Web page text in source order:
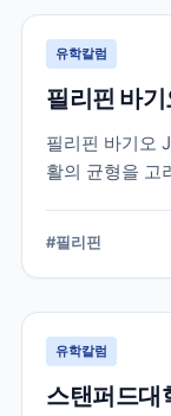
유학칼럼
필리핀 바
필리핀 바기오
활의 균형을 고
했습니다.
#필리핀
유학칼럼
스탠퍼드대